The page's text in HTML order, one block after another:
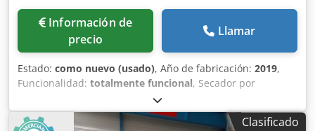
Información de
precio
Llamar
Estado: como nuevo (usado), Año de fabricación: 2019,
Funcionalidad: totalmente funcional, Secador por
refrigeración Atlas Copco FX6, usado 2,34 m³/min 14 bares
Chsdpfszrtbijx Alwea Año de fabricación: 2019
Clasificado